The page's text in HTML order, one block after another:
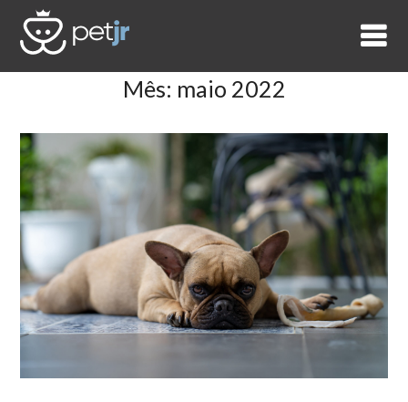
content
Mês: maio 2022